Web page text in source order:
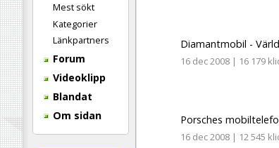
Mest sökt
Kategorier
Länkpartners
Forum
Videoklipp
Blandat
Om sidan
Diamantmobil -
16 dec 2008 | 16 179
Porsches
16 dec 2008 | 12 545